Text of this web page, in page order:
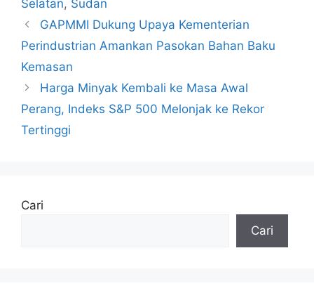
Selatan, Sudan
GAPMMI Dukung Upaya Kementerian
Perindustrian Amankan Pasokan Bahan Baku
Kemasan
Harga Minyak Kembali ke Masa Awal
Perang, Indeks S&P 500 Melonjak ke Rekor
Tertinggi
Cari
Cari